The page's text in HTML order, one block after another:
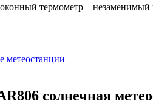
термометр – незаменимый
метеостанции
солнечная